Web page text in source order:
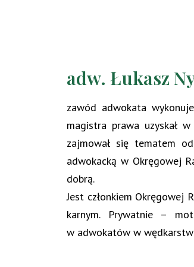
adw. Łukasz
zawód adwokata
magistra prawa uzyskał
zajmował się tematem
adwokacką w Okręgowej
dobrą.
Jest członkiem Okręgowej
karnym. Prywatnie –
w adwokatów w